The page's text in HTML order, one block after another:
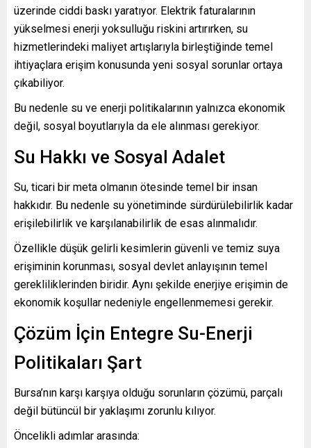
üzerinde ciddi baskı yaratıyor. Elektrik faturalarının
yükselmesi enerji yoksulluğu riskini artırırken, su
hizmetlerindeki maliyet artışlarıyla birleştiğinde temel
ihtiyaçlara erişim konusunda yeni sosyal sorunlar ortaya
çıkabiliyor.
Bu nedenle su ve enerji politikalarının yalnızca ekonomik
değil, sosyal boyutlarıyla da ele alınması gerekiyor.
Su Hakkı ve Sosyal Adalet
Su, ticari bir meta olmanın ötesinde temel bir insan
hakkıdır. Bu nedenle su yönetiminde sürdürülebilirlik kadar
erişilebilirlik ve karşılanabilirlik de esas alınmalıdır.
Özellikle düşük gelirli kesimlerin güvenli ve temiz suya
erişiminin korunması, sosyal devlet anlayışının temel
gerekliliklerinden biridir. Aynı şekilde enerjiye erişimin de
ekonomik koşullar nedeniyle engellenmemesi gerekir.
Çözüm İçin Entegre Su-Enerji
Politikaları Şart
Bursa’nın karşı karşıya olduğu sorunların çözümü, parçalı
değil bütüncül bir yaklaşımı zorunlu kılıyor.
Öncelikli adımlar arasında: